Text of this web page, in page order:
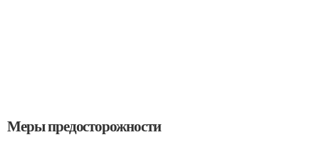
Меры предосторожности